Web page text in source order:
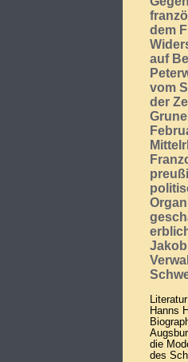
dem
auf
vom
der
Literatur
Hanns
die
des